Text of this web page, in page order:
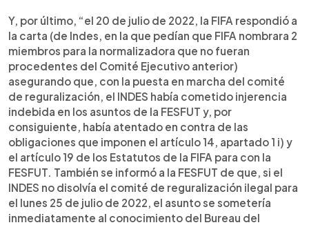
Y, por último, “el 20 de julio de 2022, la FIFA respondió a
la carta (de Indes, en la que pedían que FIFA nombrara 2
miembros para la normalizadora que no fueran
procedentes del Comité Ejecutivo anterior)
asegurando que, con la puesta en marcha del comité
de reguralización, el INDES había cometido injerencia
indebida en los asuntos de la FESFUT y, por
consiguiente, había atentado en contra de las
obligaciones que imponen el artículo 14, apartado 1 i) y
el artículo 19 de los Estatutos de la FIFA para con la
FESFUT. También se informó a la FESFUT de que, si el
INDES no disolvía el comité de reguralización ilegal para
el lunes 25 de julio de 2022, el asunto se sometería
inmediatamente al conocimiento del Bureau del